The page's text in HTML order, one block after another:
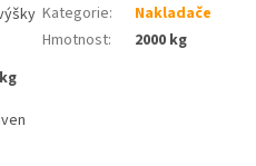
Kategorie:
Nakladače
Hmotnost: 2000 kg